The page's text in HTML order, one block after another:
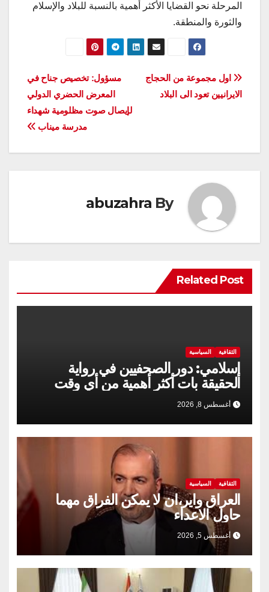
المرحلة نحو القضايا الأكثر أهمية بالنسبة للبلاد والإسلام
والثورة والمنطقة.
تصفّح
المقالات
مسؤول: تخصیص جناح في
المعرض الحضري الدولي
لإيصال صوت مظلومية شهداء
مدرسة میناب
اول مجموعة من الحجاج
الايرانيين تعود الى البلاد
By
abuzahra
Related Post
الثقافية السياسية
إسلامي: دور الصحفيين في رواية
الحقيقة بات أكثر أهمية من أي وقت
مضى
أغسطس 8, 2026
الثقافية السياسية
العراق واير،ان لا يمكن الفراق مهما
حاول الاعداء
أغسطس 5, 2026